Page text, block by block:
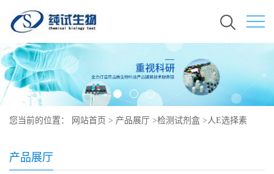
您当前的位置： 网站首页 > 产品展厅 >检测试剂盒 >人E选择素
产品展厅